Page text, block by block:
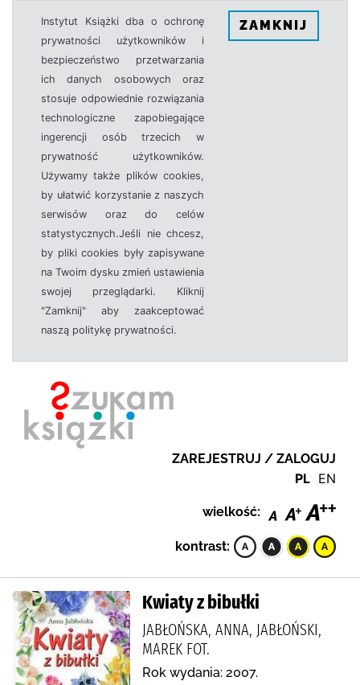
Instytut Książki dba o ochronę
prywatności użytkowników i
bezpieczeństwo przetwarzania
ich danych osobowych oraz
stosuje odpowiednie rozwiązania
technologiczne zapobiegające
ingerencji osób trzecich w
prywatność użytkowników.
Używamy także plików cookies,
by ułatwić korzystanie z naszych
serwisów oraz do celów
statystycznych.Jeśli nie chcesz,
by pliki cookies były zapisywane
na Twoim dysku zmień ustawienia
swojej przeglądarki. Kliknij
"Zamknij" aby zaakceptować
naszą politykę prywatności.
ZAMKNIJ
ZAREJESTRUJ / ZALOGUJ
PL EN
wielkość:
kontrast:
Kwiaty z bibułki
JABŁOŃSKA, ANNA, JABŁOŃSKI,
MAREK FOT.
Rok wydania: 2007.